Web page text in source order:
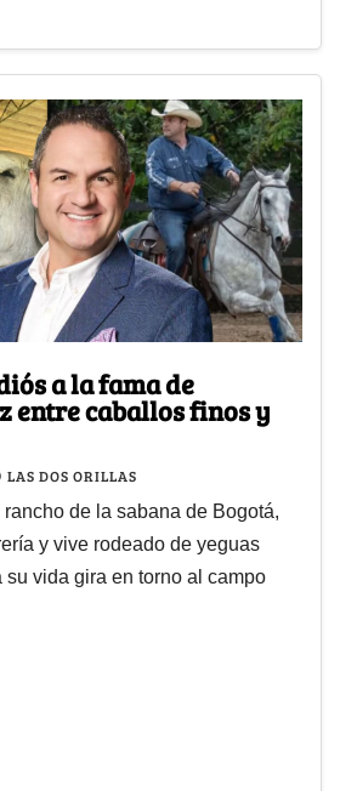
a la fama de
entre caballos finos y
LAS DOS ORILLAS
de la sabana de Bogotá,
y vive rodeado de yeguas
su vida gira en torno al campo